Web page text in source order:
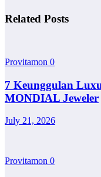
Related Posts
Provitamon 0
7 Keunggulan
MONDIAL Jeweler
July 21, 2026
Provitamon 0